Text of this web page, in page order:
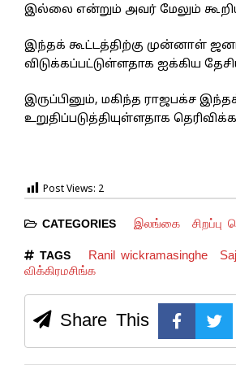
இல்லை என்றும் அவர் மேலும்
இந்தக் கூட்டத்திற்கு முன்னாள்
விடுக்கப்பட்டுள்ளதாக ஐக்கிய
இருப்பினும், மகிந்த ராஜபக்ச
உறுதிப்படுத்தியுள்ளதாக
Post Views: 2
CATEGORIES இலங்கை சிறப்பு
TAGS Ranil wickramasinghe
விக்கிரமசிங்க
Share This